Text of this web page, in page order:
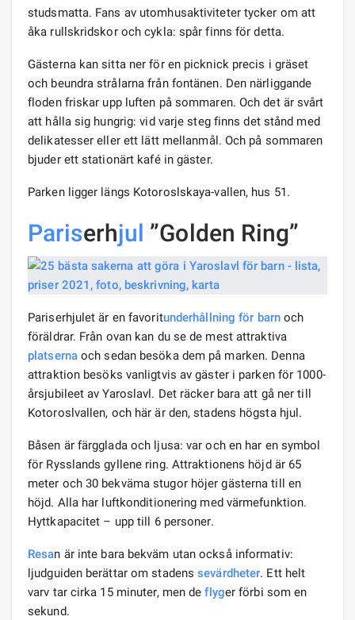
studsmatta. Fans av utomhusaktiviteter tycker om att
åka rullskridskor och cykla: spår finns för detta.
Gästerna kan sitta ner för en picknick precis i gräset
och beundra strålarna från fontänen. Den närliggande
floden friskar upp luften på sommaren. Och det är svårt
att hålla sig hungrig: vid varje steg finns det stånd med
delikatesser eller ett lätt mellanmål. Och på sommaren
bjuder ett stationärt kafé in gäster.
Parken ligger längs Kotoroslskaya-vallen, hus 51.
Pariserhjul ”Golden Ring”
Pariserhjulet är en favoritunderhållning för barnoch
föräldrar. Från ovan kan du se de mest attraktiva
platsernaoch sedan besöka dem på marken. Denna
attraktion besöks vanligtvis av gäster i parken för 1000-
årsjubileet av Yaroslavl. Det räcker bara att gå ner till
Kotoroslvallen, och här är den, stadens högsta hjul.
Båsen är färgglada och ljusa: var och en har en symbol
för Rysslands gyllene ring. Attraktionens höjd är 65
meter och 30 bekväma stugor höjer gästerna till en
höjd. Alla har luftkonditionering med värmefunktion.
Hyttkapacitet – upp till 6 personer.
Resan är inte bara bekväm utan också informativ:
ljudguiden berättar om stadenssevärdheter. Ett helt
varv tar cirka 15 minuter, men deflyger förbi som en
sekund.